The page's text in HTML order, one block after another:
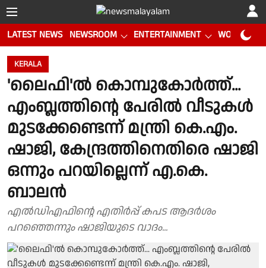
LATEST NEWS NEWSROOM ENTERTAINMENT WORLD CUP
KERALA
'ലൈഫി'ൽ കൊമ്പുകോർത്ത്...
എംബ്ലത്തിൻ്റെ പേരിൽ വീടുകൾ
മുടക്കേണ്ടെന്ന് മന്ത്രി കെ.എം.
ഷാജി, കേന്ദ്രത്തിനെതിരെ ഷാജി
ഒന്നും പറയില്ലെന്ന് എ.കെ.
ബാലൻ
എൽഡിഎഫിൻ്റെ എതിർപ്പ് കപട ആദർശം
പറഞ്ഞെന്നും ഷാജിയുടെ വാദം...